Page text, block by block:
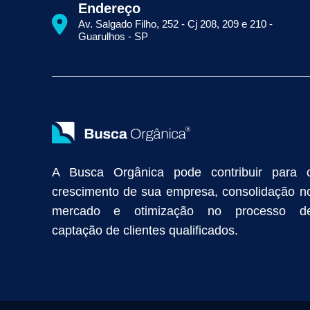
Primeira Página do Google Sem Pagar por Clique
Quais
Empresa de Prospecção B2B
Marketing Industrial Marketing
Divulgação Online
Atração de Clientes
Anunciar na Internet
Captar Clientes Criação de Site para
Endereço
Av. Salgado Filho, 252 - Cj 208, 209 e 210 -
Guarulhos - SP
A Busca Orgânica pode contribuir para
crescimento de sua empresa, consolidação
mercado e otimização no processo
captação de clientes qualificados.